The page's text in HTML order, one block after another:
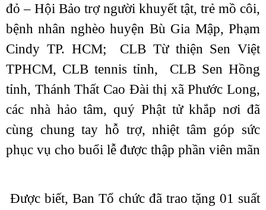
đỏ – Hội Bảo trợ người khuyết tật, trẻ mồ côi,
bệnh nhân nghèo huyện Bù Gia Mập, Phạm
Cindy TP. HCM; CLB Từ thiện Sen Việt
TPHCM, CLB tennis tỉnh, CLB Sen Hồng
tỉnh, Thánh Thất Cao Đài thị xã Phước Long,
các nhà hảo tâm, quý Phật tử khắp nơi đã
cùng chung tay hỗ trợ, nhiệt tâm góp sức
phục vụ cho buổi lễ được thập phần viên mãn
Được biết, Ban Tổ chức đã trao tặng 01 suất